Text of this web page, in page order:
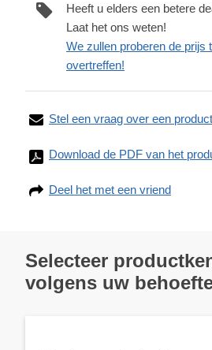
Heeft u elders een betere
Laat het ons weten!
We zullen proberen de prijs
overtreffen!
Stel een vraag over een product
Download de PDF van het
Deel het met een vriend
Selecteer
volgens uw